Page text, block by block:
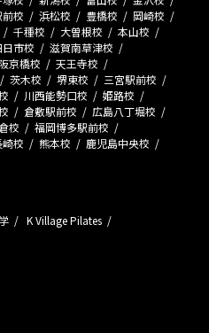
校 浜松校 豊橋校
岡崎校
千種校 大曽根校
本山校
日市校
滋賀南草津校
京橋校
天王寺校
茨木校 堺東校
三宮駅前校
川西能勢口校
姫路校
倉敷駅前校
広島八丁堀校
校
福岡博多駅前校
崎校 熊本校
鹿児島中央校
K Village Pilates